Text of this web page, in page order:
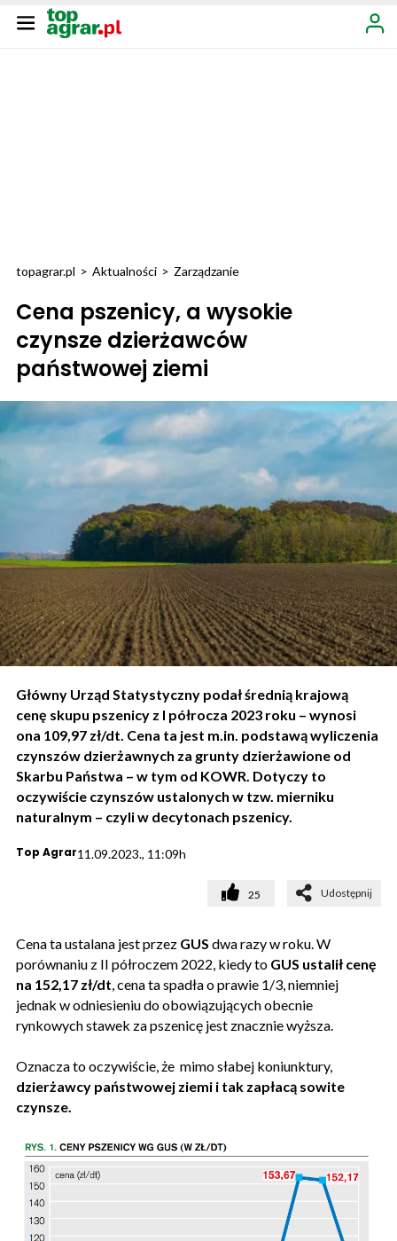
topagrar.pl > Aktualności > Zarządzanie
Cena pszenicy, a wysokie
czynsze dzierżawców
państwowej ziemi
Główny Urząd Statystyczny podał średnią krajową
cenę skupu pszenicy z I półrocza 2023 roku – wynosi
ona 109,97 zł/dt. Cena ta jest m.in. podstawą wyliczenia
czynszów dzierżawnych za grunty dzierżawione od
Skarbu Państwa – w tym od KOWR. Dotyczy to
oczywiście czynszów ustalonych w tzw. mierniku
naturalnym – czyli w decytonach pszenicy.
Top Agrar11.09.2023., 11:09h
25 Udostępnij
Cena ta ustalana jest przez GUS dwa razy w roku. W
porównaniu z II półroczem 2022, kiedy to GUS ustalił cenę
na 152,17 zł/dt , cena ta spadła o prawie 1/3, niemniej
jednak w odniesieniu do obowiązujących obecnie
rynkowych stawek za pszenicę jest znacznie wyższa.
Oznacza to oczywiście, że mimo słabej koniunktury,
dzierżawcy państwowej ziemi i tak zapłacą sowite
czynsze.